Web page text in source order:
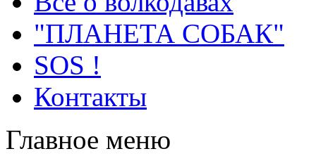
"ПЛАНЕТА СОБАК"
SOS !
Контакты
Главное меню